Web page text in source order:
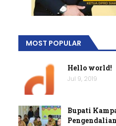
MOST POPULAR
Hello world!
Jul 9, 2019
Bupati